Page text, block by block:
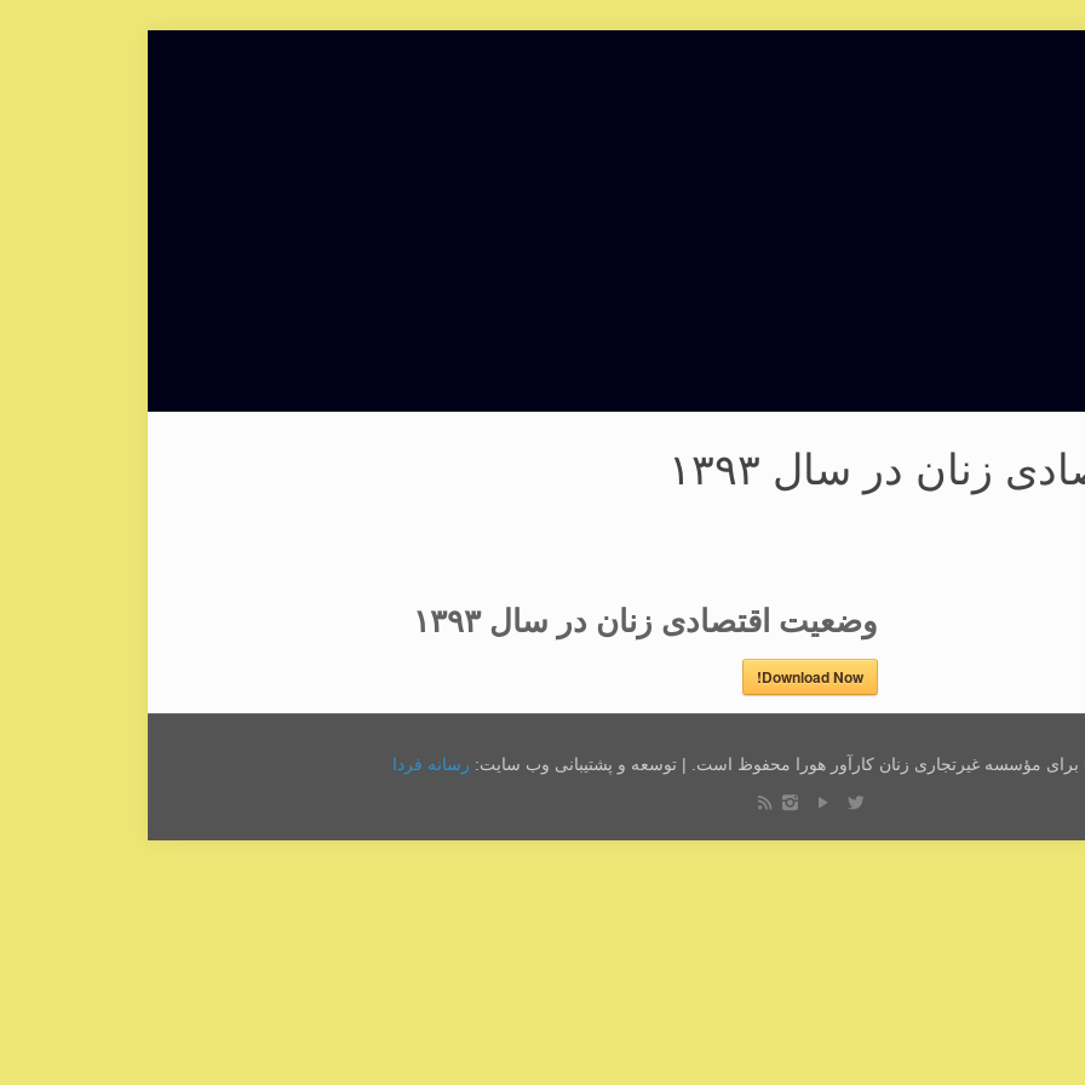
زنان در سال ۱۳۹۳
وضعیت اقتصادی زنان در سال ۱۳۹۳
Download Now!
مؤسسه غیرتجاری زنان کارآور هورا محفوظ است. | توسعه و پشتیبانی وب سایت: رسانه فردا